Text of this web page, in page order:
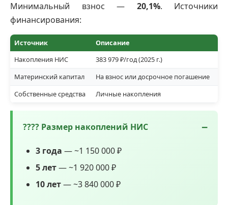
Минимальный взнос — 20,1%. Источники
финансирования:
Источник
Описание
Накопления НИС
383 979 ₽/год (2025 г.)
Материнский капитал
На взнос или досрочное погашение
Собственные средства
Личные накопления
???? Размер накоплений НИС
3 года — ~1 150 000 ₽
5 лет— ~1 920 000 ₽
10 лет— ~3 840 000 ₽